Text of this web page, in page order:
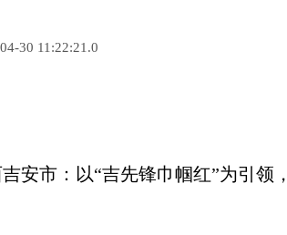
30 11:22:21.0
安市：以“吉先锋巾帼红”为引领，